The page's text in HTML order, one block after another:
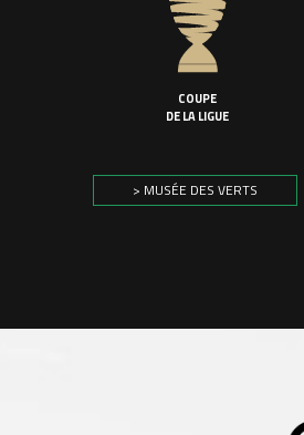
COUPE
DE LA LIGUE
> MUSÉE DES VERTS